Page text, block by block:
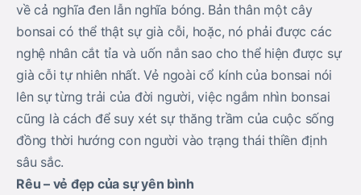
về cả nghĩa đen lẫn nghĩa bóng. Bản thân một cây
bonsai có thể thật sự già cỗi, hoặc, nó phải được các
nghệ nhân cắt tỉa và uốn nắn sao cho thể hiện được sự
già cỗi tự nhiên nhất. Vẻ ngoài cổ kính của bonsai nói
lên sự từng trải của đời người, việc ngắm nhìn bonsai
cũng là cách để suy xét sự thăng trầm của cuộc sống
đồng thời hướng con người vào trạng thái thiền định
sâu sắc.
Rêu – vẻ đẹp của sự yên bình